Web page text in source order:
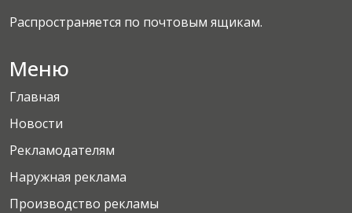
Распространяется по почтовым ящикам.
Меню
Главная
Новости
Рекламодателям
Наружная реклама
Производство рекламы